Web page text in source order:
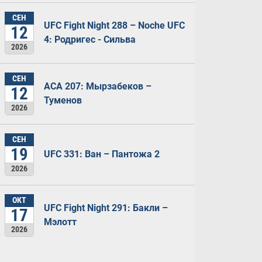
СЕН
12
2026
UFC Fight Night 288 – Noche UFC
4: Родригес - Сильва
СЕН
12
2026
ACA 207: Мырзабеков –
Туменов
СЕН
19
2026
UFC 331: Ван – Пантожа 2
ОКТ
17
2026
UFC Fight Night 291: Бакли –
Мэлотт